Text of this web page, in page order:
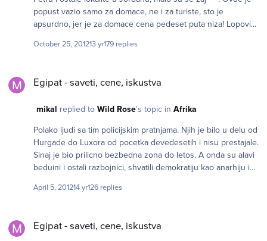
popust vazio samo za domace, ne i za turiste, sto je
apsurdno, jer je za domace cena pedeset puta niza! Lopovi...
October 25, 201213 yr179 replies
Egipat - saveti, cene, iskustva
mikal replied to Wild Rose's topic in Afrika
Polako ljudi sa tim policijskim pratnjama. Njih je bilo u delu od
Hurgade do Luxora od pocetka devedesetih i nisu prestajale.
Sinaj je bio prilicno bezbedna zona do letos. A onda su alavi
beduini i ostali razbojnici, shvatili demokratiju kao anarhiju i
ostalih "paket turist" mesta je i dalje prilicno bezbedan, ali su
sam za vreme revolucije bio na Sinaju par meseci, letos isao
April 5, 201214 yr126 replies
Egipat - saveti, cene, iskustva